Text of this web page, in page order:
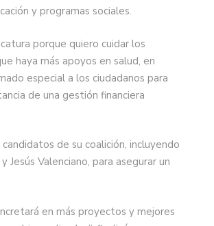
y programas sociales.
porque quiero cuidar los
haya más apoyos en salud, en
especial a los ciudadanos para
de una gestión financiera
de su coalición, incluyendo
Valenciano, para asegurar un
en más proyectos y mejores